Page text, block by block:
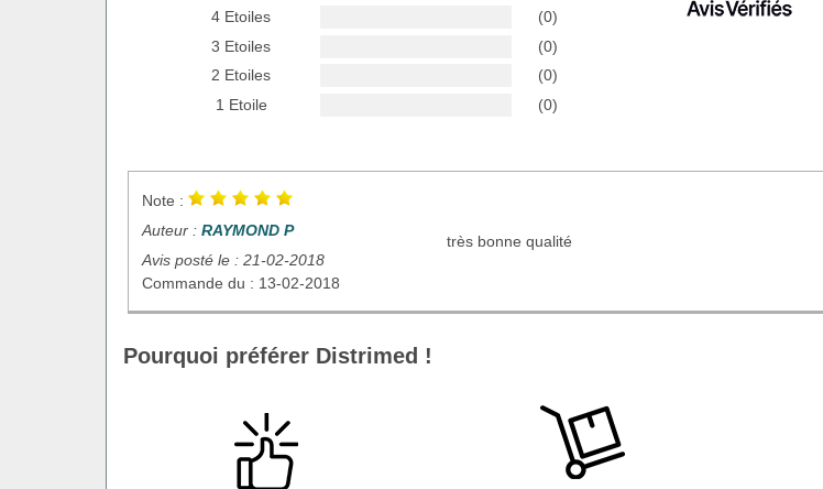
4 Etoiles
(0)
3 Etoiles
(0)
2 Etoiles
(0)
1 Etoile
(0)
Note :
Auteur : RAYMOND P
Avis posté le : 21-02-2018
Commande du : 13-02-2018
très bonne qualité
Pourquoi préférer Distrimed !